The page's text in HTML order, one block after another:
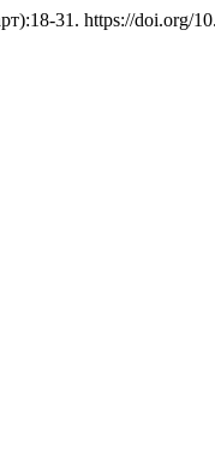
31. https://doi.org/